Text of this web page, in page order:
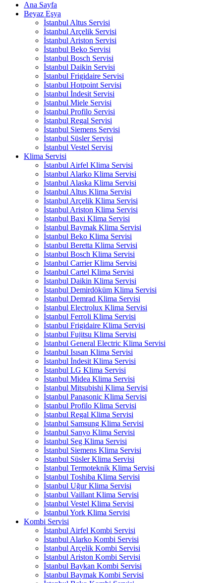
Ana Sayfa
Beyaz Eşya
İstanbul Altus Servisi
İstanbul Arçelik Servisi
İstanbul Ariston Servisi
İstanbul Beko Servisi
İstanbul Bosch Servisi
İstanbul Daikin Servisi
İstanbul Frigidaire Servisi
İstanbul Hotpoint Servisi
İstanbul İndesit Servisi
İstanbul Miele Servisi
İstanbul Profilo Servisi
İstanbul Regal Servisi
İstanbul Siemens Servisi
İstanbul Süsler Servisi
İstanbul Vestel Servisi
Klima Servisi
İstanbul Airfel Klima Servisi
İstanbul Alarko Klima Servisi
İstanbul Alaska Klima Servisi
İstanbul Altus Klima Servisi
İstanbul Arçelik Klima Servisi
İstanbul Ariston Klima Servisi
İstanbul Baxi Klima Servisi
İstanbul Baymak Klima Servisi
İstanbul Beko Klima Servisi
İstanbul Beretta Klima Servisi
İstanbul Bosch Klima Servisi
İstanbul Carrier Klima Servisi
İstanbul Cartel Klima Servisi
İstanbul Daikin Klima Servisi
İstanbul Demirdöküm Klima Servisi
İstanbul Demrad Klima Servisi
İstanbul Electrolux Klima Servisi
İstanbul Ferroli Klima Servisi
İstanbul Frigidaire Klima Servisi
İstanbul Fujitsu Klima Servisi
İstanbul General Electric Klima Servisi
İstanbul Isısan Klima Servisi
İstanbul İndesit Klima Servisi
İstanbul LG Klima Servisi
İstanbul Midea Klima Servisi
İstanbul Mitsubishi Klima Servisi
İstanbul Panasonic Klima Servisi
İstanbul Profilo Klima Servisi
İstanbul Regal Klima Servisi
İstanbul Samsung Klima Servisi
İstanbul Sanyo Klima Servisi
İstanbul Seg Klima Servisi
İstanbul Siemens Klima Servisi
İstanbul Süsler Klima Servisi
İstanbul Termoteknik Klima Servisi
İstanbul Toshiba Klima Servisi
İstanbul Uğur Klima Servisi
İstanbul Vaillant Klima Servisi
İstanbul Vestel Klima Servisi
İstanbul York Klima Servisi
Kombi Servisi
İstanbul Airfel Kombi Servisi
İstanbul Alarko Kombi Servisi
İstanbul Arçelik Kombi Servisi
İstanbul Ariston Kombi Servisi
İstanbul Baykan Kombi Servisi
İstanbul Baymak Kombi Servisi